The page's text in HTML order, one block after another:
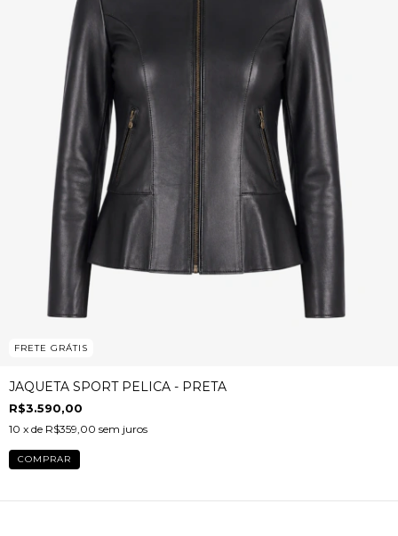
FRETE GRÁTIS
JAQUETA SPORT PELICA - PRETA
R$3.590,00
10 x de R$359,00 sem juros
COMPRAR